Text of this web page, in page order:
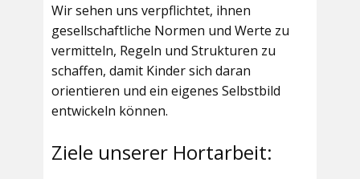
Wir sehen uns verpflichtet, ihnen
gesellschaftliche Normen und Werte zu
vermitteln, Regeln und Strukturen zu
schaffen, damit Kinder sich daran
orientieren und ein eigenes Selbstbild
entwickeln können.
Ziele unserer Hortarbeit: